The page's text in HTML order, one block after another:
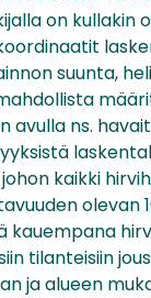
on
suunta,
avulla ns.
kaikki
olevan
kauempana
tilanteisiin
ja alueen